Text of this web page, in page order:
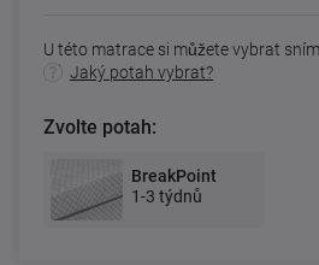
U této matrace si můžete vybrat
Jaký potah vybrat?
Zvolte potah:
BreakPoint
1-3 týdnů